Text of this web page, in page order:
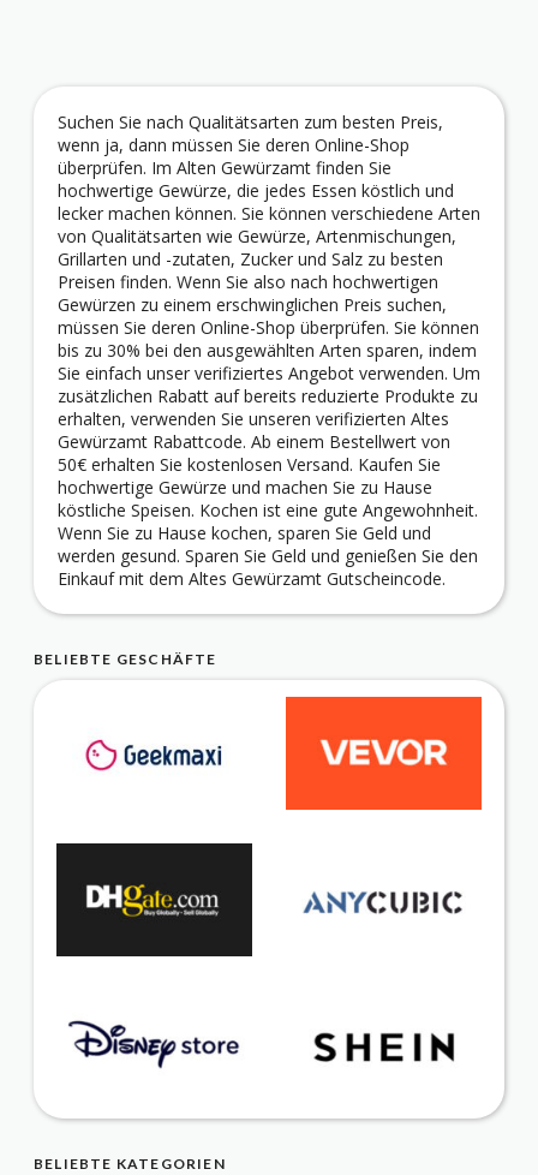
Suchen Sie nach Qualitätsarten zum besten Preis,
wenn ja, dann müssen Sie deren Online-Shop
überprüfen. Im Alten Gewürzamt finden Sie
hochwertige Gewürze, die jedes Essen köstlich und
lecker machen können. Sie können verschiedene Arten
von Qualitätsarten wie Gewürze, Artenmischungen,
Grillarten und -zutaten, Zucker und Salz zu besten
Preisen finden. Wenn Sie also nach hochwertigen
Gewürzen zu einem erschwinglichen Preis suchen,
müssen Sie deren Online-Shop überprüfen. Sie können
bis zu 30% bei den ausgewählten Arten sparen, indem
Sie einfach unser verifiziertes Angebot verwenden. Um
zusätzlichen Rabatt auf bereits reduzierte Produkte zu
erhalten, verwenden Sie unseren verifizierten Altes
Gewürzamt Rabattcode. Ab einem Bestellwert von
50€ erhalten Sie kostenlosen Versand. Kaufen Sie
hochwertige Gewürze und machen Sie zu Hause
köstliche Speisen. Kochen ist eine gute Angewohnheit.
Wenn Sie zu Hause kochen, sparen Sie Geld und
werden gesund. Sparen Sie Geld und genießen Sie den
Einkauf mit dem Altes Gewürzamt Gutscheincode.
BELIEBTE GESCHÄFTE
BELIEBTE KATEGORIEN